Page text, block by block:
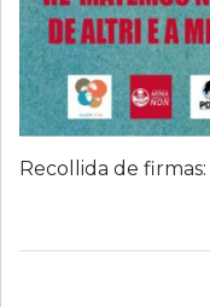
Recollida de firmas: